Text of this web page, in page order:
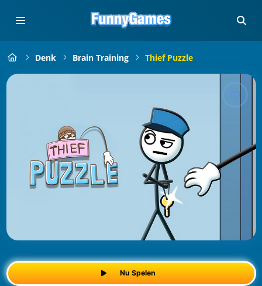
Denk Brain Training Thief Puzzle
Nu Spelen